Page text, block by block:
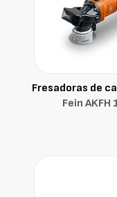
Fresadoras de
Fein AKFH